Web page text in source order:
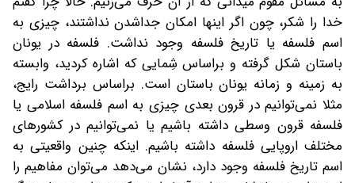
خدا را شکر، چون اگر اینها امکان جدا‌شدن نداشتند، چیزی به
اسم فلسفه یا تاریخ فلسفه وجود نداشت. فلسفه در یونان
باستان شکل گرفته‌ و بر‌اساس شِمایی که اشاره کردید، وابسته
به زمینه و زمانه یونان باستان است. بر‌اساس برداشت رایج،
مثلا نمی‌توانیم در قرون بعدی چیزی به اسم فلسفه اسلامی یا
فلسفه قرون‌ وسطی داشته باشیم یا نمی‌توانیم در کشورهای
مختلف اروپایی فلسفه داشته باشیم. اینکه چنین واقعیتی به
اسم تاریخ فلسفه وجود دارد، نشان می‌دهد می‌توان مفاهیم را